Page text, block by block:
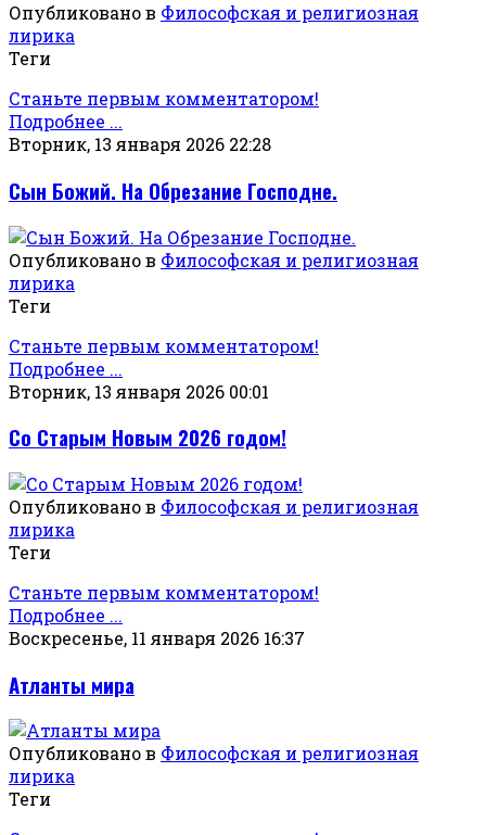
Опубликовано в Философская и религиозная
лирика
Теги
Станьте первым комментатором!
Подробнее ...
Вторник, 13 января 2026 22:28
Сын Божий. На Обрезание Господне.
Опубликовано в Философская и религиозная
лирика
Теги
Станьте первым комментатором!
Подробнее ...
Вторник, 13 января 2026 00:01
Со Старым Новым 2026 годом!
Опубликовано в Философская и религиозная
лирика
Теги
Станьте первым комментатором!
Подробнее ...
Воскресенье, 11 января 2026 16:37
Атланты мира
Опубликовано в Философская и религиозная
лирика
Теги